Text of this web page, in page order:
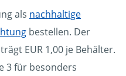
als nachhaltige
bestellen. Der
EUR 1,00 je Behälter.
3 für besonders